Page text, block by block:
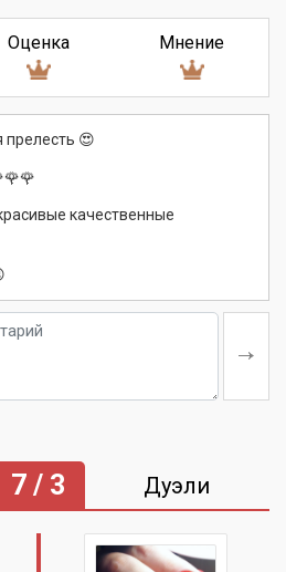
Оценка Мнение
прелесть 😍
качественные
7 / 3 Дуэли